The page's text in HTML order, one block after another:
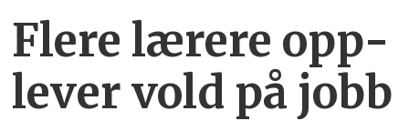
Flere lærere opp­
lever vold på jobb